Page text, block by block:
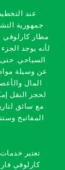
عند
جمهورية
مطار كارلوفي
لأنه يوجد
السياحي.
عن وسيلة
المال
لحجز النقل
مع سائق
المفاتيح
تعتبر
كارلوفي